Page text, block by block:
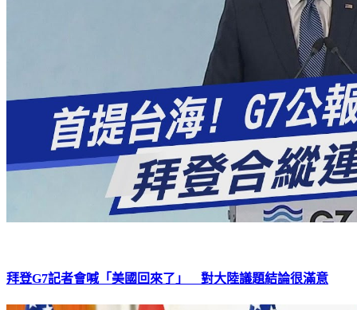
拜登G7記者會喊「美國回來了」 對大陸議題結論很滿意